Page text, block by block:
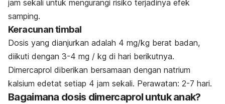
jam sekali untuk mengurangi risiko terjadinya efek
samping.
Keracunan timbal
Dosis yang dianjurkan adalah 4 mg/kg berat badan,
diikuti dengan 3-4 mg / kg di hari berikutnya.
Dimercaprol diberikan bersamaan dengan natrium
kalsium edetat setiap 4 jam sekali. Perawatan: 2-7 hari.
Bagaimana dosis dimercaprol untuk anak?